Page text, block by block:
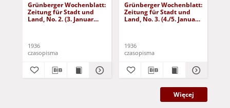
Grünberger Wochenblatt:
Zeitung für Stadt und
Land, No. 2. (3. Januar
1936
czasopisma
Grünberger Wochenblatt:
Zeitung für Stadt und
Land, No. 3. (4./5. Januar
1936
czasopisma
Więcej